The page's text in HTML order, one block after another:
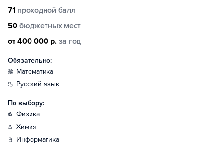
71 проходной балл
50 бюджетных мест
от 400 000 р. за год
Обязательно:
математика
русский язык
По выбору:
физика
химия
информатика